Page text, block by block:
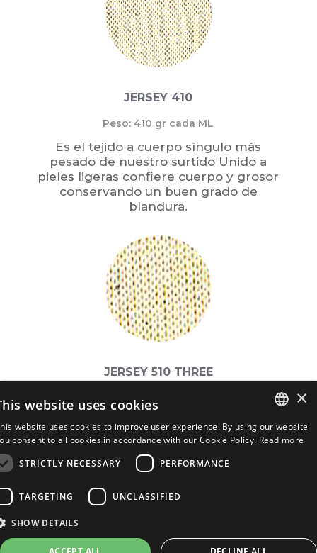
JERSEY 410
Peso: 410 gr cada ML
Es el tejido a cuerpo síngulo más
pesado de nuestro surtido Unido a
pieles ligeras confiere cuerpo y grosor
conservando un buen grado de
blandura.
JERSEY 510 THREE
Peso: 510 gr cada ML
Es un tejido de tres cuerpos. De
excepcional resistencia y de consistente
se pide un elevado espesor de forro y
ITALIAN
×
website uses cookies
website uses cookies to improve user experience. By using our website
consent to all cookies in accordance with our Cookie Policy. Read more
STRICTLY NECESSARY
PERFORMANCE
TARGETING UNCLASSIFIED
SHOW DETAILS